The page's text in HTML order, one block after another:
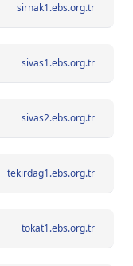
sirnak1.ebs.org.tr
sivas1.ebs.org.tr
sivas2.ebs.org.tr
tekirdag1.ebs.org.tr
tokat1.ebs.org.tr